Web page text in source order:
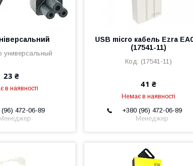
универсальный
23 ₴
в наявності
(96) 472-06-89
USB micro кабель Ezra
(17541-11)
(17541-11)
41 ₴
Немає в наявності
+380 (96) 472-06-89
Менеджер